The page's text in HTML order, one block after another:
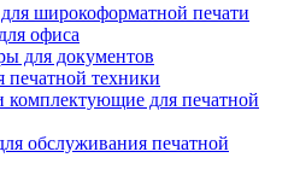
широкоформатной печати
офиса
для документов
техники
комплектующие для печатной
обслуживания печатной